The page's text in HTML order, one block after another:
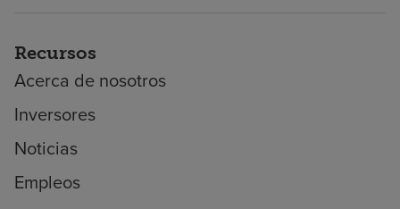
Recursos
Acerca de nosotros
Inversores
Noticias
Empleos